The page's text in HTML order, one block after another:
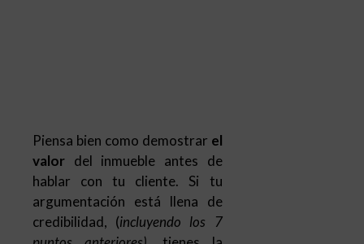
fórmula magistral para vender
cualquier tipo de inmueble de
forma rápida.
Por favor
comparte
este post
con tus compañeros de